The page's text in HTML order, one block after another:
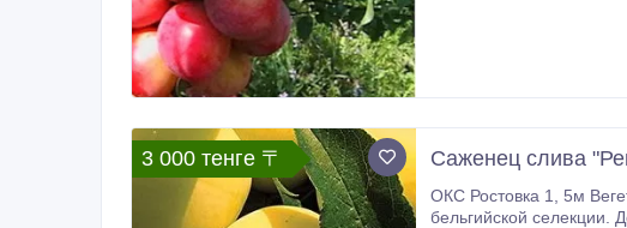
3 000 тенге 〒 Саженец слива
ОКС Ростовка 1, 5м Вегетационный период 1-2 А+ СЛИВА «РЕНКЛОД ДЕ БОВЕ» (подвой—алыча) Среднеспелый сорт
бельгийской селекции. Дерево среднерослое, крона широкая,